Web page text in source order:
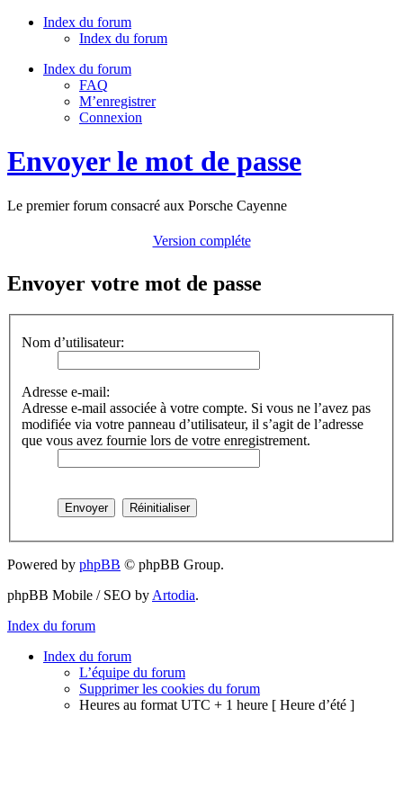
Index du forum
Index du forum
Index du forum
FAQ
M’enregistrer
Connexion
Envoyer le mot de passe
Le premier forum consacré aux Porsche Cayenne
Version compléte
Envoyer votre mot de passe
Nom d’utilisateur:
Adresse e-mail:
Adresse e-mail associée à votre compte. Si vous ne l’avez pas
modifiée via votre panneau d’utilisateur, il s’agit de l’adresse
que vous avez fournie lors de votre enregistrement.
Powered by phpBB © phpBB Group.
phpBB Mobile / SEO by Artodia.
Index du forum
Index du forum
L’équipe du forum
Supprimer les cookies du forum
Heures au format UTC + 1 heure [ Heure d’été ]